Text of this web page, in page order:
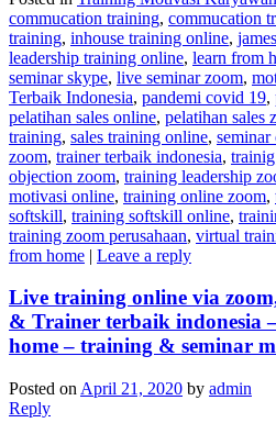
commucation training, commucation
training, inhouse training online,
leadership training online, learn from
seminar skype, live seminar zoom,
Terbaik Indonesia, pandemi covid 19,
pelatihan sales online, pelatihan sales
training, sales training online,
zoom, trainer terbaik indonesia,
objection zoom, training leadership
motivasi online, training online zoom,
softskill, training softskill online,
training zoom perusahaan, virtual
from home | Leave a reply
Live training online via
& Trainer terbaik indonesia
home – training & seminar
Posted on April 21, 2020 by admin
Reply